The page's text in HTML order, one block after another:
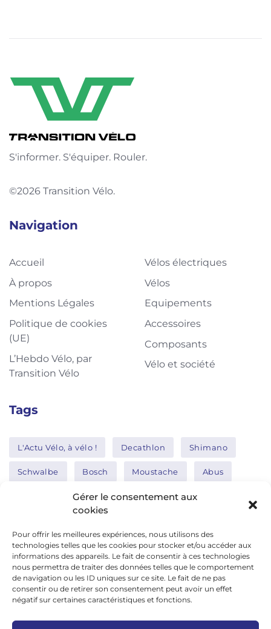
Gérer le consentement aux
cookies
Pour offrir les meilleures expériences, nous utilisons des
technologies telles que les cookies pour stocker et/ou accéder aux
informations des appareils. Le fait de consentir à ces technologies
nous permettra de traiter des données telles que le comportement
de navigation ou les ID uniques sur ce site. Le fait de ne pas
consentir ou de retirer son consentement peut avoir un effet
négatif sur certaines caractéristiques et fonctions.
S'informer. S'équiper. Rouler.
©2026 Transition Vélo.
Navigation
Accueil
À propos
Mentions Légales
Politique de cookies
(UE)
L’Hebdo Vélo, par
Transition Vélo
Vélos électriques
Vélos
Equipements
Accessoires
Composants
Vélo et société
Tags
L'Actu Vélo, à vélo ! Decathlon Shimano
Schwalbe Bosch Moustache Abus
Thule Nakamura
Réseaux sociaux
google news
facebook
twitter